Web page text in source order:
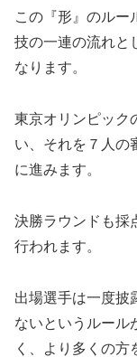
この『形』のルー
技の一連の流れと
なります。
東京オリンピック
い、それを７人の
に進みます。
決勝ラウンドも採
行われます。
出場選手は一度披
ないというルール
く、より多くの方